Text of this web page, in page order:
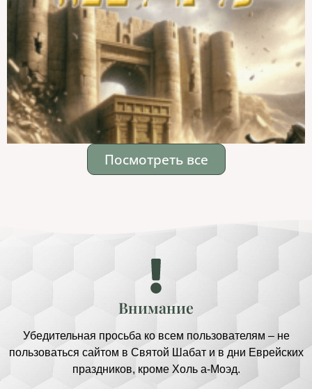
Посмотреть все
Внимание
Убедительная просьба ко всем пользователям – не
пользоваться сайтом в Святой Шабат и в дни Еврейских
праздников, кроме Холь а-Моэд.